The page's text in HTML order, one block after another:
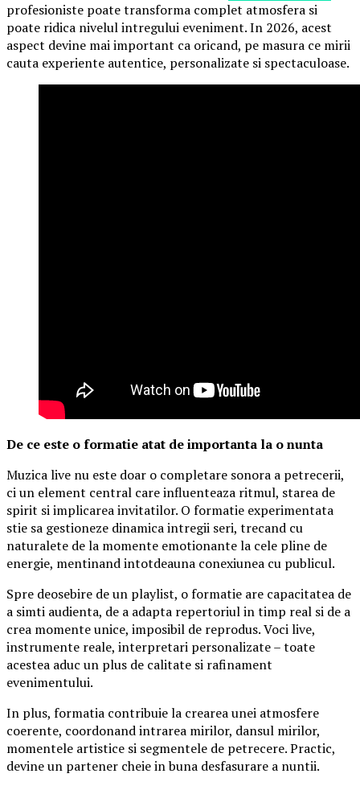
profesioniste poate transforma complet atmosfera si
poate ridica nivelul intregului eveniment. In 2026, acest
aspect devine mai important ca oricand, pe masura ce mirii
cauta experiente autentice, personalizate si spectaculoase.
De ce este o formatie atat de importanta la o nunta
Muzica live nu este doar o completare sonora a petrecerii,
ci un element central care influenteaza ritmul, starea de
spirit si implicarea invitatilor. O formatie experimentata
stie sa gestioneze dinamica intregii seri, trecand cu
naturalete de la momente emotionante la cele pline de
energie, mentinand intotdeauna conexiunea cu publicul.
Spre deosebire de un playlist, o formatie are capacitatea de
a simti audienta, de a adapta repertoriul in timp real si de a
crea momente unice, imposibil de reprodus. Voci live,
instrumente reale, interpretari personalizate – toate
acestea aduc un plus de calitate si rafinament
evenimentului.
In plus, formatia contribuie la crearea unei atmosfere
coerente, coordonand intrarea mirilor, dansul mirilor,
momentele artistice si segmentele de petrecere. Practic,
devine un partener cheie in buna desfasurare a nuntii.